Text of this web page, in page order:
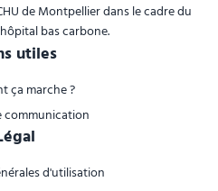
de Montpellier dans le cadre du
bas carbone.
utiles
ça marche ?
communication
d'utilisation